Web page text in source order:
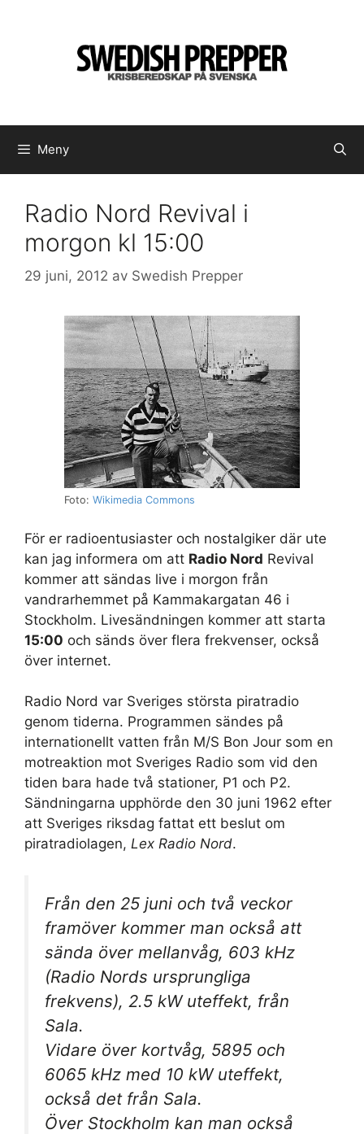
Meny
Radio Nord Revival i
morgon kl 15:00
29 juni, 2012 av Swedish Prepper
Foto: Wikimedia Commons
För er radioentusiaster och nostalgiker där ute
kan jag informera om att Radio Nord Revival
kommer att sändas live i morgon från
vandrarhemmet på Kammakargatan 46 i
Stockholm. Livesändningen kommer att starta
15:00 och sänds över flera frekvenser, också
över internet.
Radio Nord var Sveriges största piratradio
genom tiderna. Programmen sändes på
internationellt vatten från M/S Bon Jour som en
motreaktion mot Sveriges Radio som vid den
tiden bara hade två stationer, P1 och P2.
Sändningarna upphörde den 30 juni 1962 efter
att Sveriges riksdag fattat ett beslut om
piratradiolagen, Lex Radio Nord.
Från den 25 juni och två veckor
framöver kommer man också att
sända över mellanvåg, 603 kHz
(Radio Nords ursprungliga
frekvens), 2.5 kW uteffekt, från
Sala.
Vidare över kortvåg, 5895 och
6065 kHz med 10 kW uteffekt,
också det från Sala.
Över Stockholm kan man också